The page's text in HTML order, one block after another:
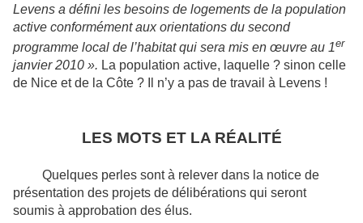
Levens a défini les besoins de logements de la population
active conformément aux orientations du second
programme local de l’habitat qui sera mis en œuvre au 1er
janvier 2010 ». La population active, laquelle ? sinon celle
de Nice et de la Côte ? Il n’y a pas de travail à Levens !
LES MOTS ET LA RÉALITÉ
Quelques perles sont à relever dans la notice de
présentation des projets de délibérations qui seront
soumis à approbation des élus.